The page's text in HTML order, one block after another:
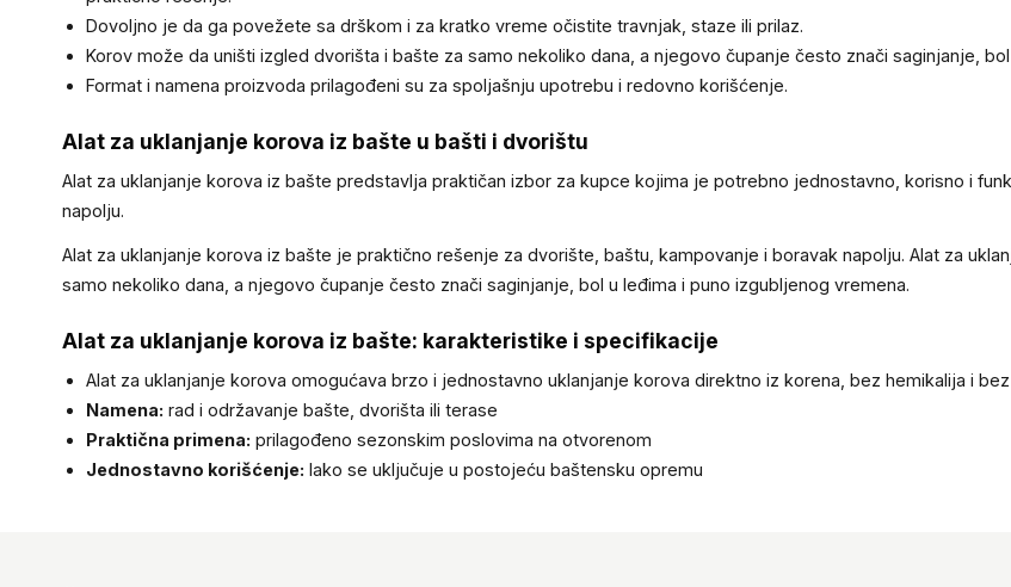
Dovoljno je da ga povežete sa drškom i za kratko vreme očistite travnjak, staze ili prilaz.
Korov može da uništi izgled dvorišta i bašte za samo nekoliko dana, a njegovo čupanje često znači saginjanje,
Format i namena proizvoda prilagođeni su za spoljašnju upotrebu i redovno korišćenje.
Alat za uklanjanje korova iz bašte u bašti i dvorištu
Alat za uklanjanje korova iz bašte predstavlja praktičan izbor za kupce kojima je potrebno jednostavno, korisno i
napolju.
Alat za uklanjanje korova iz bašte je praktično rešenje za dvorište, baštu, kampovanje i boravak napolju. Alat za
samo nekoliko dana, a njegovo čupanje često znači saginjanje, bol u leđima i puno izgubljenog vremena.
Alat za uklanjanje korova iz bašte: karakteristike i specifikacije
Alat za uklanjanje korova omogućava brzo i jednostavno uklanjanje korova direktno iz korena, bez hemikalija i
Namena: rad i održavanje bašte, dvorišta ili terase
Praktična primena: prilagođeno sezonskim poslovima na otvorenom
Jednostavno korišćenje: lako se uključuje u postojeću baštensku opremu